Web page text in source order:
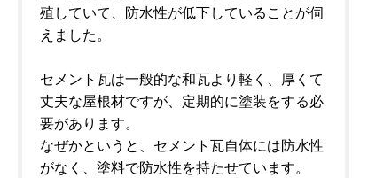
殖していて、防水性が低下していることが伺
えました。
セメント瓦は一般的な和瓦より軽く、厚くて
丈夫な屋根材ですが、定期的に塗装をする必
要があります。
なぜかというと、セメント瓦自体には防水性
がなく、塗料で防水性を持たせています。